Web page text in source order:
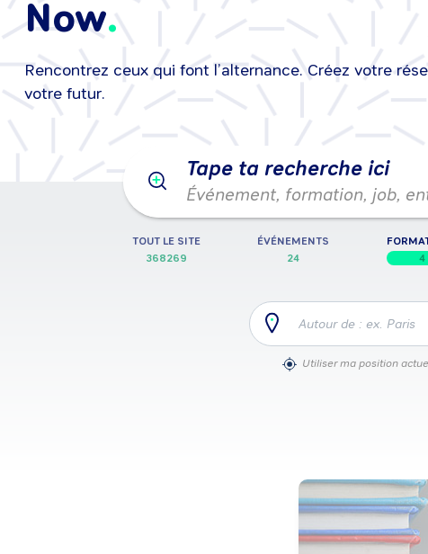
Now
Rencontrez ceux qui font l’alternance. Créez votre
votre futur.
25/08/2026
Tape ta recherche ici
Événement, formation, job,
TOUT LE SITE
368269
ÉVÉNEMENTS
24
4
Autour de : ex. Paris
Utiliser ma position